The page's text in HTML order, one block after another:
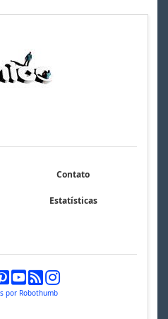
Contato
Estatísticas
por Robothumb